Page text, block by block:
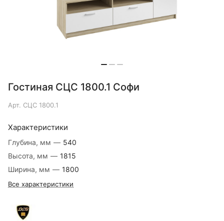
Гостиная СЦС 1800.1 Софи
Арт. СЦС 1800.1
Характеристики
Глубина, мм — 540
Высота, мм — 1815
Ширина, мм — 1800
Все характеристики